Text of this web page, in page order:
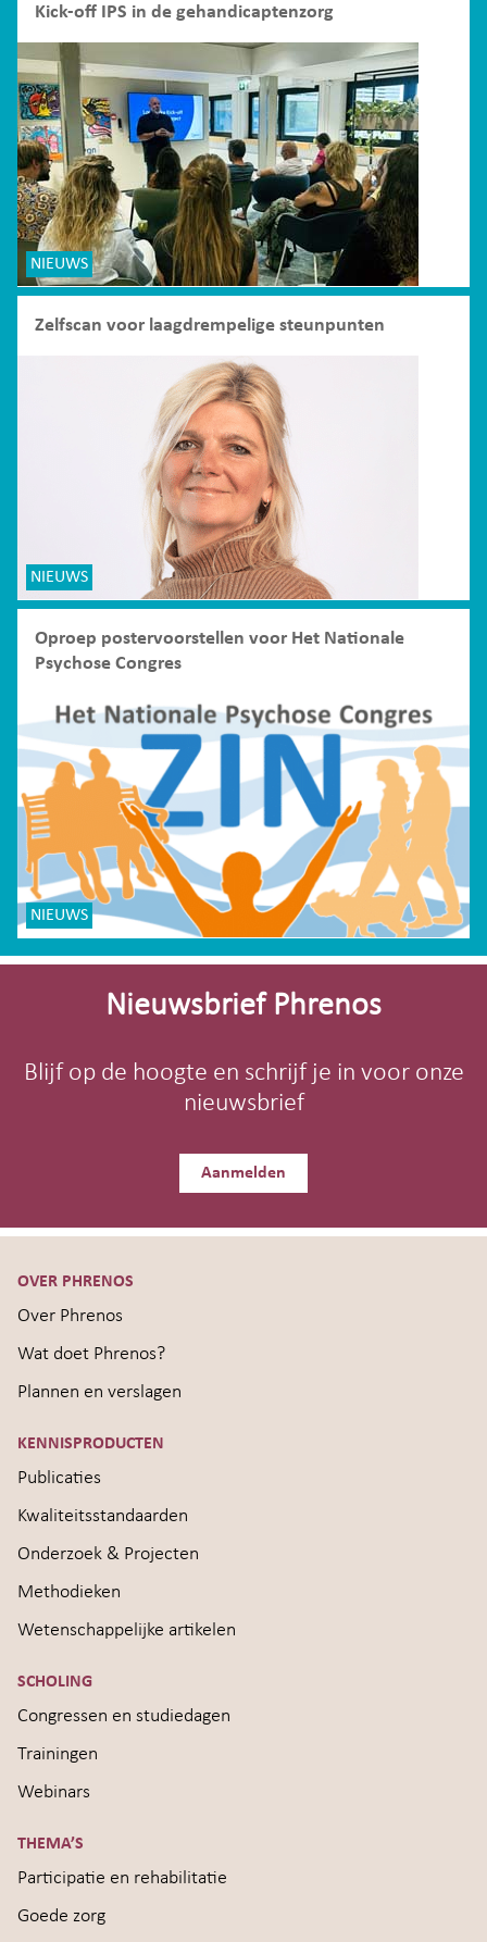
Kick-off IPS in de gehandicaptenzorg
NIEUWS
Zelfscan voor laagdrempelige steunpunten
NIEUWS
Oproep postervoorstellen voor Het Nationale
Psychose Congres
NIEUWS
Site-
Nieuwsbrief Phrenos
Blijf op de hoogte en schrijf je in voor onze
nieuwsbrief
Aanmelden
OVER PHRENOS
Over Phrenos
Wat doet Phrenos?
Plannen en verslagen
KENNISPRODUCTEN
Publicaties
Kwaliteitsstandaarden
Onderzoek & Projecten
Methodieken
Wetenschappelijke artikelen
SCHOLING
Congressen en studiedagen
Trainingen
Webinars
THEMA’S
Participatie en rehabilitatie
Goede zorg